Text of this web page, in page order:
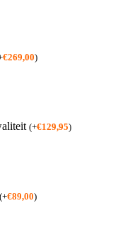
€269,00)
(+€129,95)
(+€89,00)